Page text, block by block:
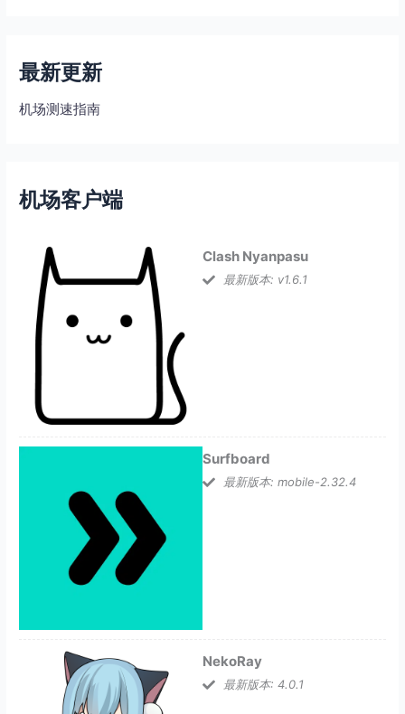
最新更新
机场测速指南
机场客户端
Clash Nyanpasu
最新版本: v1.6.1
Surfboard
最新版本: mobile-2.32.4
NekoRay
最新版本: 4.0.1